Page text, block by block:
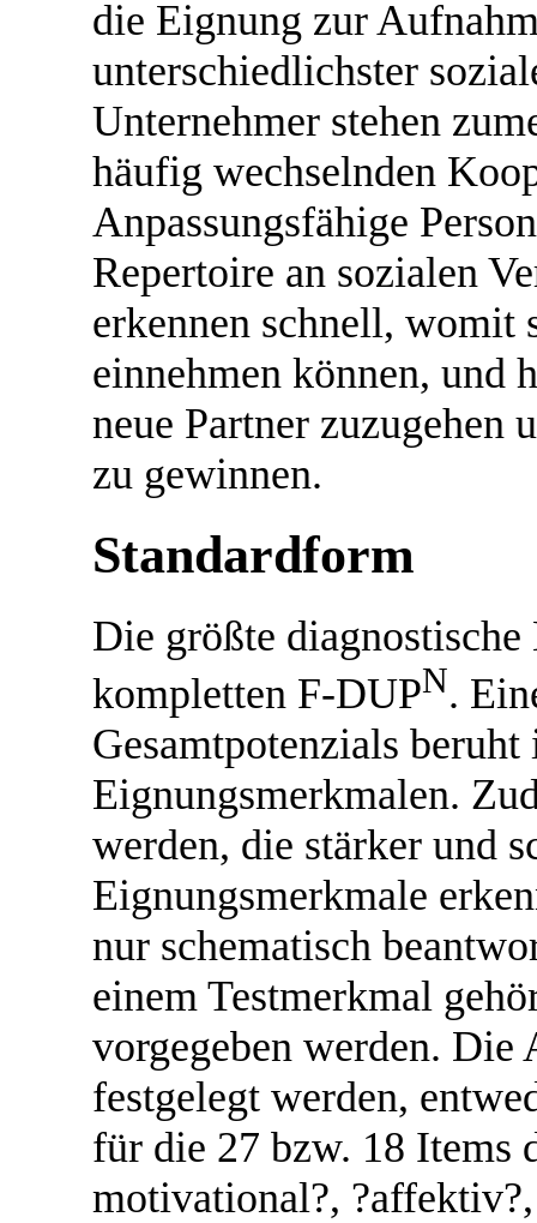
die Eignung zur
unterschiedlichster
Unternehmer stehen
häufig wechselnden
Anpassungsfähige
Repertoire an sozialen
erkennen schnell, womit
einnehmen können, und
neue Partner zuzugehen
zu gewinnen.
Standardform
Die größte
kompletten F-DUPN.
Gesamtpotenzials
Eignungsmerkmalen.
werden, die stärker und
Eignungsmerkmale
nur schematisch
einem Testmerkmal
vorgegeben werden.
festgelegt werden,
für die 27 bzw. 18 Items
motivational?,